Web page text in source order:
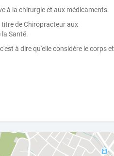
à la chirurgie et aux médicaments.
titre de Chiropracteur aux
Santé.
à dire qu'elle considère le corps et